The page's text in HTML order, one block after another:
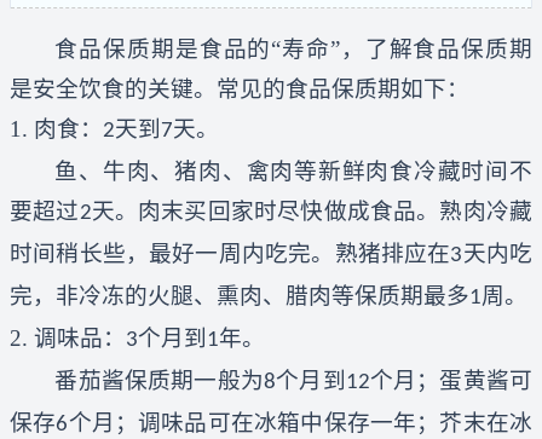
食品保质期是食品的“寿命”，了解食品保质期
是安全饮食的关键。常见的食品保质期如下：
1. 肉食： 2天到 7天。
鱼、牛肉、猪肉、禽肉等新鲜肉食冷藏时间不
要超过2天。肉末买回家时尽快做成食品。熟肉冷藏
时间稍长些，最好一周内吃完。熟猪排应在3天内吃
完，非冷冻的火腿、熏肉、腊肉等保质期最多1周。
2. 调味品： 3个月到 1年。
番茄酱保质期一般为8个月到 12个月；蛋黄酱可
保存6个月；调味品可在冰箱中保存一年；芥末在冰